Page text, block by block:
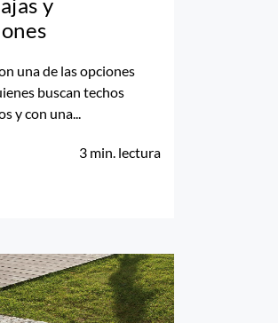
una de las opciones
buscan techos
y con una...
3 min. lectura